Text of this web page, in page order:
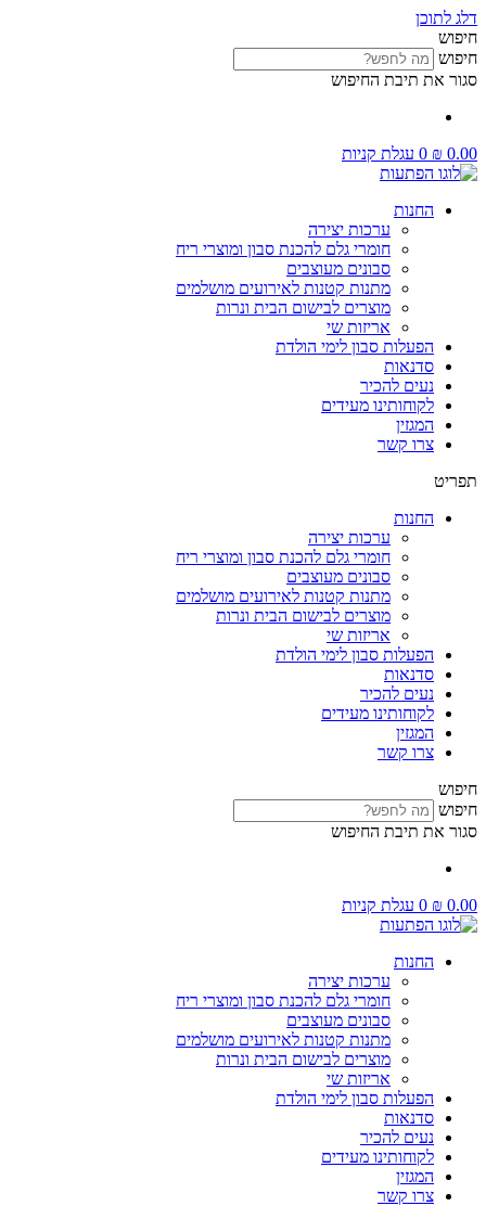
דלג לתוכן
חיפוש
חיפוש
סגור את תיבת החיפוש
₪ 0.00
0 עגלת קניות
החנות
ערכות יצירה
חומרי גלם להכנת סבון ומוצרי ריח
סבונים מעוצבים
מתנות קטנות לאירועים מושלמים
מוצרים לבישום הבית ונרות
אריזות שי
הפעלות סבון לימי הולדת
סדנאות
נעים להכיר
לקוחותינו מעידים
המגזין
צרו קשר
תפריט
החנות
ערכות יצירה
חומרי גלם להכנת סבון ומוצרי ריח
סבונים מעוצבים
מתנות קטנות לאירועים מושלמים
מוצרים לבישום הבית ונרות
אריזות שי
הפעלות סבון לימי הולדת
סדנאות
נעים להכיר
לקוחותינו מעידים
המגזין
צרו קשר
חיפוש
חיפוש
סגור את תיבת החיפוש
₪ 0.00
0 עגלת קניות
החנות
ערכות יצירה
חומרי גלם להכנת סבון ומוצרי ריח
סבונים מעוצבים
מתנות קטנות לאירועים מושלמים
מוצרים לבישום הבית ונרות
אריזות שי
הפעלות סבון לימי הולדת
סדנאות
נעים להכיר
לקוחותינו מעידים
המגזין
צרו קשר